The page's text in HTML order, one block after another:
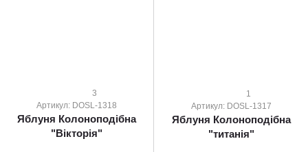
3
Артикул: DOSL-1318
Яблуня Колоноподібна
"Вікторія"
1
Артикул: DOSL-1317
Яблуня Колоноподібна
"титанія"